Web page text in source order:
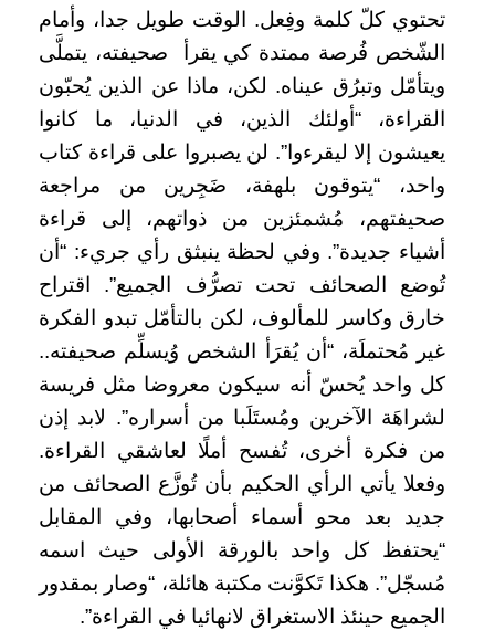
تحتوي كلّ كلمة وفِعل. الوقت طويل جدا، وأمام
الشّخص فُرصة ممتدة كي يقرأ صحيفته، يتملَّى
ويتأمّل وتبرُق عيناه. لكن، ماذا عن الذين يُحبّون
القراءة، “أولئك الذين، في الدنيا، ما كانوا
يعيشون إلا ليقرءوا”. لن يصبروا على قراءة كتاب
واحد، “يتوقون بلهفة، ضَجِرين من مراجعة
صحيفتهم، مُشمئزين من ذواتهم، إلى قراءة
أشياء جديدة”. وفي لحظة ينبثق رأي جريء: “أن
تُوضع الصحائف تحت تصرُّف الجميع”. اقتراح
خارق وكاسر للمألوف، لكن بالتأمّل تبدو الفكرة
غير مُحتملَة، “أن يُقرَأ الشخص وُيسلِّم صحيفته..
كل واحد يُحسّ أنه سيكون معروضا مثل فريسة
لشراهَة الآخرين ومُستَلَبا من أسراره”. لابد إذن
من فكرة أخرى، تُفسح أملًا لعاشقي القراءة.
وفعلا يأتي الرأي الحكيم بأن تُوزَّع الصحائف من
جديد بعد محو أسماء أصحابها، وفي المقابل
“يحتفظ كل واحد بالورقة الأولى حيث اسمه
مُسجّل”. هكذا تَكوَّنت مكتبة هائلة، “وصار بمقدور
الجميع حينئذ الاستغراق لانهائيا في القراءة”.